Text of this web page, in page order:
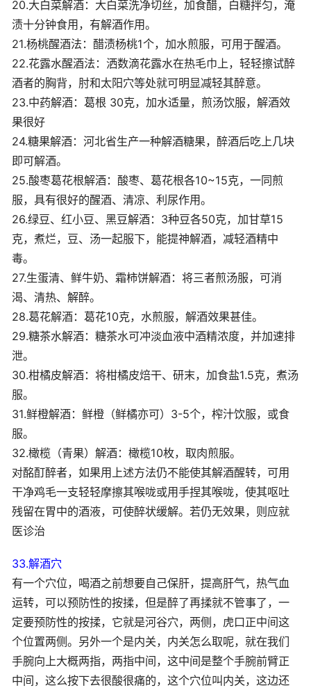
20.大白菜解酒：大白菜洗净切丝，加食醋，白糖拌匀，淹
渍十分钟食用，有解酒作用。
21.杨桃醒酒法：醋渍杨桃1个，加水煎服，可用于醒酒。
22.花露水醒酒法：洒数滴花露水在热毛巾上，轻轻擦试醉
酒者的胸背，肘和太阳穴等处就可明显减轻其醉意。
23.中药解酒：葛根 30克，加水适量，煎汤饮服，解酒效
果很好
24.糖果解酒：河北省生产一种解酒糖果，醉酒后吃上几块
即可解酒。
25.酸枣葛花根解酒：酸枣、葛花根各10~15克，一同煎
服，具有很好的醒酒、清凉、利尿作用。
26.绿豆、红小豆、黑豆解酒：3种豆各50克，加甘草15
克，煮烂，豆、汤一起服下，能提神解酒，减轻酒精中
毒。
27.生蛋清、鲜牛奶、霜柿饼解酒：将三者煎汤服，可消
渴、清热、解醉。
28.葛花解酒：葛花10克，水煎服，解酒效果甚佳。
29.糖茶水解酒：糖茶水可冲淡血液中酒精浓度，并加速排
泄。
30.柑橘皮解酒：将柑橘皮焙干、研末，加食盐1.5克，煮汤
服。
31.鲜橙解酒：鲜橙（鲜橘亦可）3-5个，榨汁饮服，或食
服。
32.橄榄（青果）解酒：橄榄10枚，取肉煎服。
对酩酊醉者，如果用上述方法仍不能使其解酒醒转，可用
干净鸡毛一支轻轻摩擦其喉咙或用手捏其喉咙，使其呕吐
残留在胃中的酒液，可使醉状缓解。若仍无效果，则应就
医诊治
33.解酒穴
有一个穴位，喝酒之前想要自己保肝，提高肝气，热气血
运转，可以预防性的按揉，但是醉了再揉就不管事了，一
定要预防性的按揉，它就是河谷穴，两侧，虎口正中间这
个位置两侧。另外一个是内关，内关怎么取呢，就在我们
手腕向上大概两指，两指中间，这中间是整个手腕前臂正
中间，这么按下去很酸很痛的，这个穴位叫内关，这边还